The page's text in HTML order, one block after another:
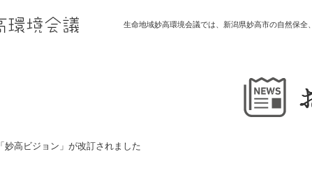
生命地域妙高環境会議では、新潟県妙高市の自然保
「妙高ビジョン」が改訂されました